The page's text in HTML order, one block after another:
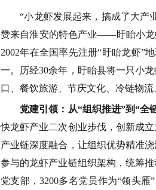
“小龙虾发展起来，搞成了大产
赞来自淮安的特色产业——盱眙小
2002年在全国率先注册“盱眙龙虾”
一。历经30余年，盱眙县将一只小
口、餐饮旅游、节庆文化、冷链物
党建引领：从“组织推进”到“全
快龙虾产业二次创业步伐，创新成
产业链深度融合，让组织优势精准浇
参与的龙虾产业链组织架构，统筹
党支部，3200多名党员作为“领头雁”